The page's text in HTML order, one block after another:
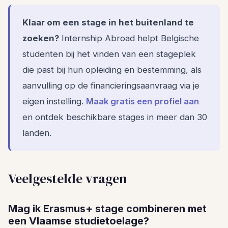
Klaar om een stage in het buitenland te
zoeken? Internship Abroad helpt Belgische
studenten bij het vinden van een stageplek
die past bij hun opleiding en bestemming, als
aanvulling op de financieringsaanvraag via je
eigen instelling. Maak gratis een profiel aan
en ontdek beschikbare stages in meer dan 30
landen.
Veelgestelde vragen
Mag ik Erasmus+ stage combineren met
een Vlaamse studietoelage?